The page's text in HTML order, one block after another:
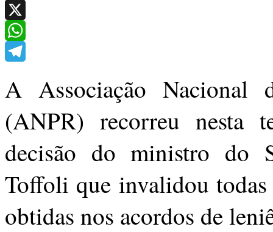
Facebook
X
WhatsApp
A Associação Nacional
(ANPR) recorreu nesta
decisão do ministro do
Toffoli que invalidou todas
obtidas nos acordos de